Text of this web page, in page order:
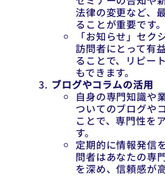
法律の変更など、
ることが重要です。
「お知らせ」セク
訪問者にとって有
ることで、リピー
もできます。
ブログやコラムの活用
自身の専門知識や
ついてのブログや
ことで、専門性を
す。
定期的に情報発信
問者はあなたの専
を深め、信頼感が